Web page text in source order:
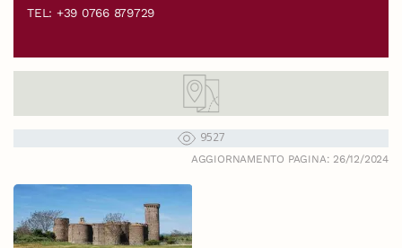
TEL: +39 0766 879729
9527
AGGIORNAMENTO PAGINA: 26/12/2024